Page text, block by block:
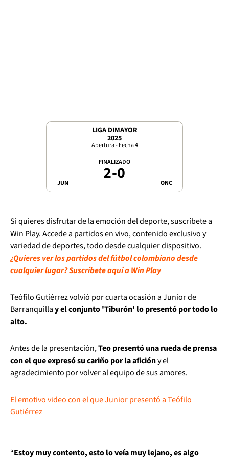
LIGA DIMAYOR
2025
Apertura - Fecha 4
JUN
FINALIZADO
2-0 ONC
Si quieres disfrutar de la emoción del deporte, suscríbete a
Win Play. Accede a partidos en vivo, contenido exclusivo y
variedad de deportes, todo desde cualquier dispositivo.
¿Quieres ver los partidos del fútbol colombiano desde
cualquier lugar? Suscríbete aquí a Win Play
Teófilo Gutiérrez volvió por cuarta ocasión a Junior de
Barranquillay el conjunto 'Tiburón' lo presentó por todo lo
alto.
Antes de la presentación,Teo presentó una rueda de prensa
con el que expresó su cariño por la aficióny el
agradecimiento por volver al equipo de sus amores.
El emotivo video con el que Junior presentó a Teófilo
Gutiérrez
“Estoy muy contento, esto lo veía muy lejano, es algo